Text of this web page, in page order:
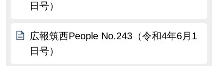
日号）
広報筑西People No.243（令和4年6月1
日号）